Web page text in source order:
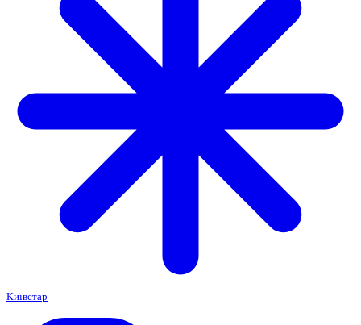
Київстар